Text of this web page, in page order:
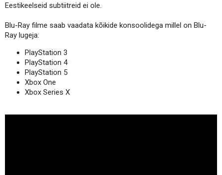
Eestikeelseid subtiitreid ei ole.
Blu-Ray filme saab vaadata kõikide konsoolidega millel on Blu-
Ray lugeja:
PlayStation 3
PlayStation 4
PlayStation 5
Xbox One
Xbox Series X